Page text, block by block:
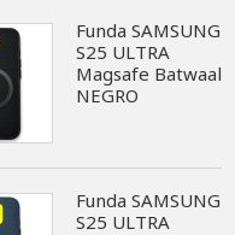
Funda SAMSUNG
S25 ULTRA
Magsafe Batwaal
NEGRO
Funda SAMSUNG
S25 ULTRA